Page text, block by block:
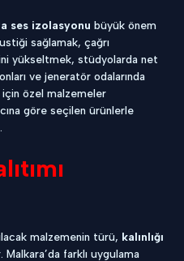
ses izolasyonu büyük önem
sağlamak, çağrı
yükseltmek, stüdyolarda net
ve jeneratör odalarında
için özel malzemeler
göre seçilen ürünlerle
malzemenin türü, kalınlığı
farklı uygulama